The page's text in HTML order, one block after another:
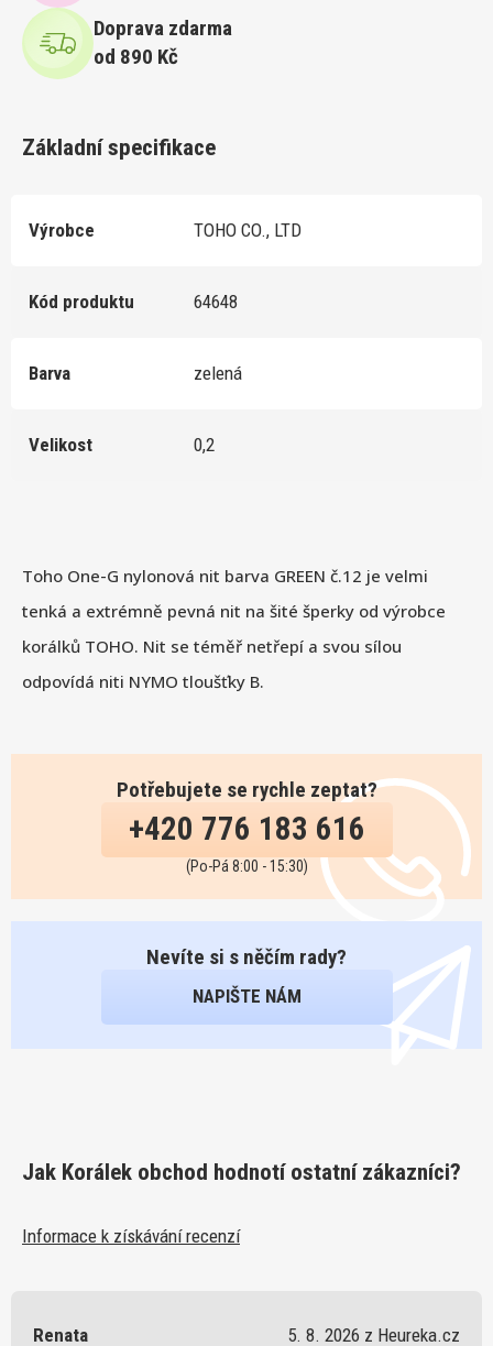
Doprava zdarma
od 890 Kč
Toho One-G nylonová nit barva GREEN č.12 je velmi
tenká a extrémně pevná nit na šité šperky od výrobce
korálků TOHO. Nit se téměř netřepí a svou sílou
odpovídá niti NYMO tloušťky B.
Potřebujete se rychle zeptat?
+420 776 183 616
(Po-Pá 8:00 - 15:30)
Nevíte si s něčím rady?
NAPIŠTE NÁM
Jak Korálek obchod hodnotí ostatní zákazníci?
Informace k získávání recenzí
Renata 5. 8. 2026 z Heureka.cz
Základní specifikace
Výrobce TOHO CO., LTD
Kód produktu 64648
Barva zelená
Velikost 0,2